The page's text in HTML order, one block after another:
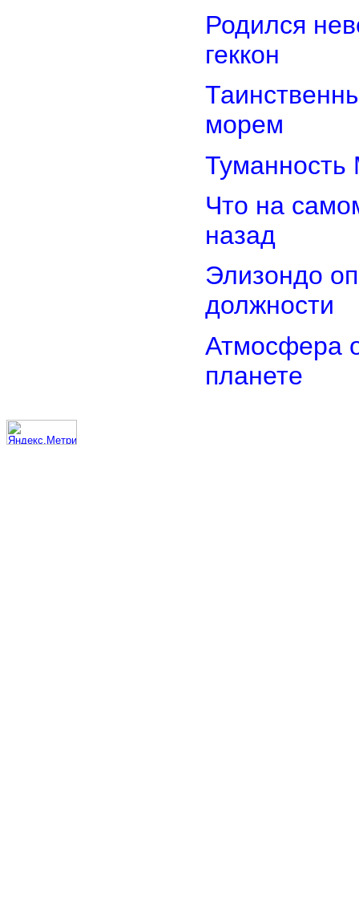
Родился
геккон
морем
Туманность
Что на
назад
Элизондо
должности
Атмосфера
планете